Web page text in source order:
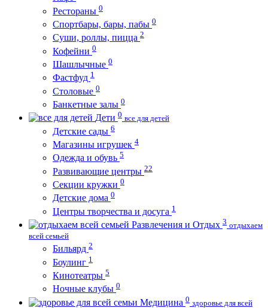
Рестораны 0
Спортбары, бары, пабы 0
Суши, роллы, пицца 2
Кофейни 0
Шашлычные 0
Фастфуд 1
Столовые 0
Банкетные залы 0
Дети 0 все для детей
Детские сады 6
Магазины игрушек 4
Одежда и обувь 5
Развивающие центры 22
Секции кружки 0
Детские дома 0
Центры творчества и досуга 1
Развлечения и Отдых 3 отдыхаем
всей семьей
Бильярд 2
Боулинг 1
Кинотеатры 5
Ночные клубы 0
Медицина 0 здоровье для всей